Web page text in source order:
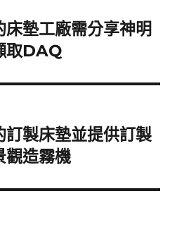
墊工廠需分享神明
取DAQ
訂製床墊並提供訂製
觀造霧機